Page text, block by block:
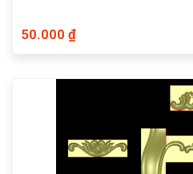
50.000 ₫